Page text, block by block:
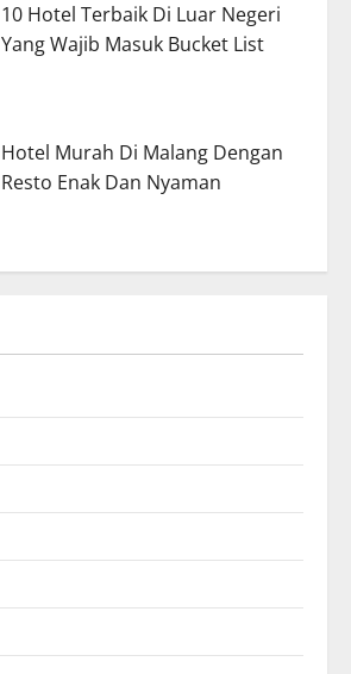
10 Hotel Terbaik Di Luar Negeri
Yang Wajib Masuk Bucket List
Hotel Murah Di Malang Dengan
Resto Enak Dan Nyaman